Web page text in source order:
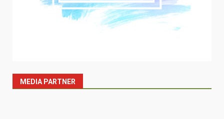
MEDIA PARTNER